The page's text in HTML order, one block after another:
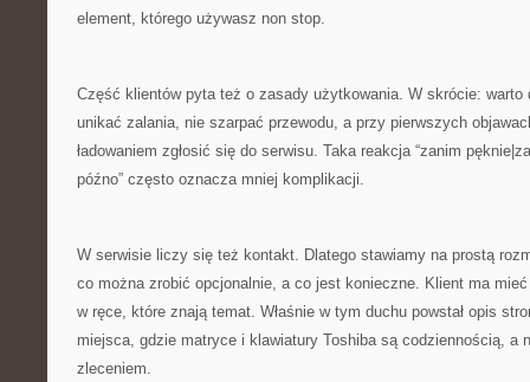
element, którego używasz non stop.
Część klientów pyta też o zasady użytkowania. W skrócie: warto
unikać zalania, nie szarpać przewodu, a przy pierwszych
ładowaniem zgłosić się do serwisu. Taka reakcja “zanim
późno” często oznacza mniej komplikacji.
W serwisie liczy się też kontakt. Dlatego stawiamy na prostą
co można zrobić opcjonalnie, a co jest konieczne. Klient ma
w ręce, które znają temat. Właśnie w tym duchu powstał opis
miejsca, gdzie matryce i klawiatury Toshiba są codziennością, a
zleceniem.